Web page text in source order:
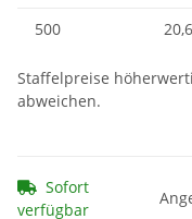
500
Staffelpreise
abweichen.
Sofort
verfügbar